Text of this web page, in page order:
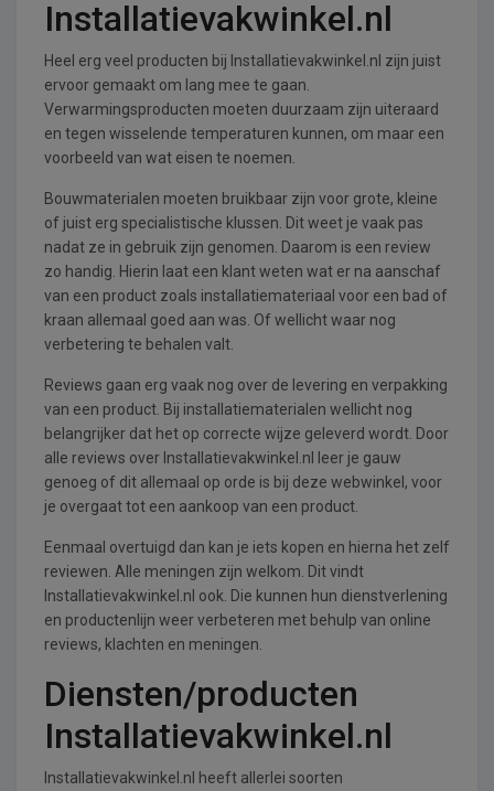
Installatievakwinkel.nl
Heel erg veel producten bij Installatievakwinkel.nl zijn juist
ervoor gemaakt om lang mee te gaan.
Verwarmingsproducten moeten duurzaam zijn uiteraard
en tegen wisselende temperaturen kunnen, om maar een
voorbeeld van wat eisen te noemen.
Bouwmaterialen moeten bruikbaar zijn voor grote, kleine
of juist erg specialistische klussen. Dit weet je vaak pas
nadat ze in gebruik zijn genomen. Daarom is een review
zo handig. Hierin laat een klant weten wat er na aanschaf
van een product zoals installatiemateriaal voor een bad of
kraan allemaal goed aan was. Of wellicht waar nog
verbetering te behalen valt.
Reviews gaan erg vaak nog over de levering en verpakking
van een product. Bij installatiematerialen wellicht nog
belangrijker dat het op correcte wijze geleverd wordt. Door
alle reviews over Installatievakwinkel.nl leer je gauw
genoeg of dit allemaal op orde is bij deze webwinkel, voor
je overgaat tot een aankoop van een product.
Eenmaal overtuigd dan kan je iets kopen en hierna het zelf
reviewen. Alle meningen zijn welkom. Dit vindt
Installatievakwinkel.nl ook. Die kunnen hun dienstverlening
en productenlijn weer verbeteren met behulp van online
reviews, klachten en meningen.
Diensten/producten
Installatievakwinkel.nl
Installatievakwinkel.nl heeft allerlei soorten